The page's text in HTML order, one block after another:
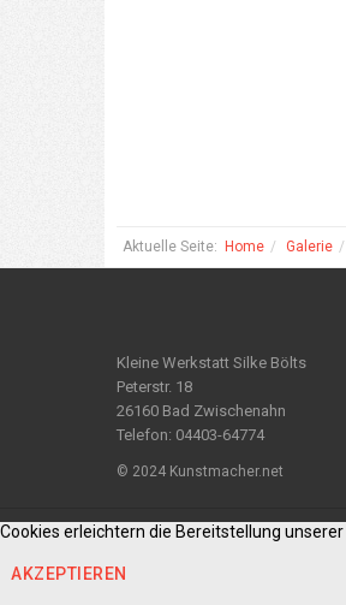
Aktuelle Seite: Home Galerie
Kleine Werkstatt Silke Bölts
Peterstr. 18
26160 Bad Zwischenahn
Telefon: 04403-64774
© 2024 Kunstmacher.net
Cookies erleichtern die Bereitstellung
AKZEPTIEREN